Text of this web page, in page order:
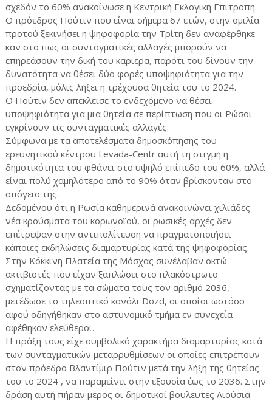
σχεδόν το 60% ανακοίνωσε η Κεντρική Εκλογική Επιτροπή.
Ο πρόεδρος Πούτιν που είναι σήμερα 67 ετών, στην ομιλία
προτού ξεκινήσει η ψηφοφορία την Τρίτη δεν αναφέρθηκε
καν στο πως οι συνταγματικές αλλαγές μπορούν να
επηρεάσουν την δική του καριέρα, παρότι του δίνουν την
δυνατότητα να θέσει δύο φορές υποψηφιότητα για την
προεδρία, μόλις λήξει η τρέχουσα θητεία του το 2024.
Ο Πούτιν δεν απέκλεισε το ενδεχόμενο να θέσει
υποψηφιότητα για μια θητεία σε περίπτωση που οι Ρώσοι
εγκρίνουν τις συνταγματικές αλλαγές.
Σύμφωνα με τα αποτελέσματα δημοσκόπησης του
ερευνητικού κέντρου Levada-Centr αυτή τη στιγμή η
δημοτικότητα του φθάνει στο υψηλό επίπεδο του 60%, αλλά
είναι πολύ χαμηλότερο από το 90% όταν βρίσκονταν στο
απόγειο της.
Δεδομένου ότι η Ρωσία καθημερινά ανακοινώνει χιλιάδες
νέα κρούσματα του κορωνοϊού, οι ρωσικές αρχές δεν
επέτρεψαν στην αντιπολίτευση να πραγματοποιήσει
κάποιες εκδηλώσεις διαμαρτυρίας κατά της ψηφοφορίας.
Στην Κόκκινη Πλατεία της Μόσχας συνέλαβαν οκτώ
ακτιβιστές που είχαν ξαπλώσει στο πλακόστρωτο
σχηματίζοντας με τα σώματα τους τον αριθμό 2036,
μετέδωσε το τηλεοπτικό κανάλι Dozd, οι οποίοι ωστόσο
αφού οδηγήθηκαν στο αστυνομικό τμήμα εν συνεχεία
αφέθηκαν ελεύθεροι.
Η πράξη τους είχε συμβολικό χαρακτήρα διαμαρτυρίας κατά
των συνταγματικών μεταρρυθμίσεων οι οποίες επιτρέπουν
στον πρόεδρο Βλαντίμιρ Πούτιν μετά την λήξη της θητείας
του το 2024 , να παραμείνει στην εξουσία έως το 2036. Στην
δράση αυτή πήραν μέρος οι δημοτικοί βουλευτές Λιούσια